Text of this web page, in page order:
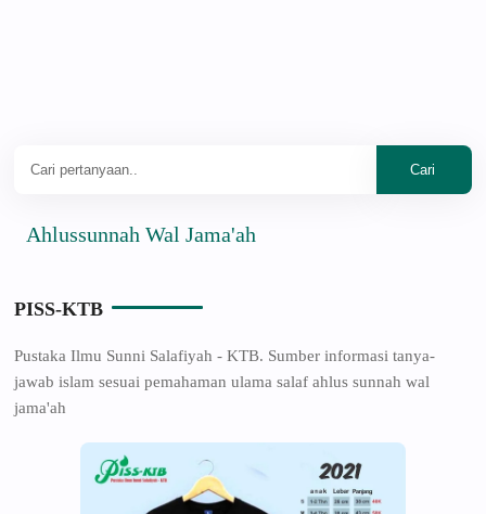
Wal Jama'ah
PISS-KTB
Pustaka Ilmu Sunni Salafiyah - KTB. Sumber informasi tanya-
jawab islam sesuai pemahaman ulama salaf ahlus sunnah wal
jama'ah